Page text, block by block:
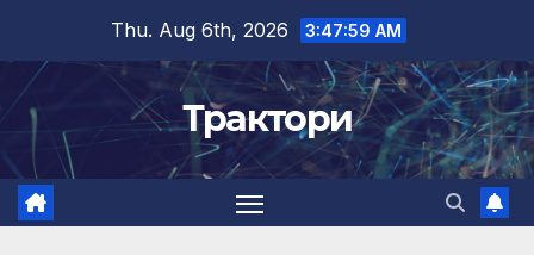
content
Thu. Aug 6th, 2026 3:48:00 AM
Трактори